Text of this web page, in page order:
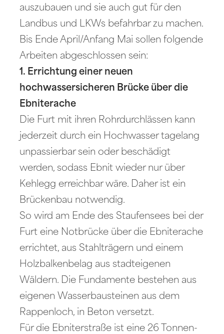
auszubauen und sie auch gut für den
Landbus und LKWs befahrbar zu machen.
Bis Ende April/Anfang Mai sollen folgende
Arbeiten abgeschlossen sein:
1. Errichtung einer neuen
hochwassersicheren Brücke über die
Ebniterache
Die Furt mit ihren Rohrdurchlässen kann
jederzeit durch ein Hochwasser tagelang
unpassierbar sein oder beschädigt
werden, sodass Ebnit wieder nur über
Kehlegg erreichbar wäre. Daher ist ein
Brückenbau notwendig.
So wird am Ende des Staufensees bei der
Furt eine Notbrücke über die Ebniterache
errichtet, aus Stahlträgern und einem
Holzbalkenbelag aus stadteigenen
Wäldern. Die Fundamente bestehen aus
eigenen Wasserbausteinen aus dem
Rappenloch, in Beton versetzt.
Für die Ebniterstraße ist eine 26 Tonnen-